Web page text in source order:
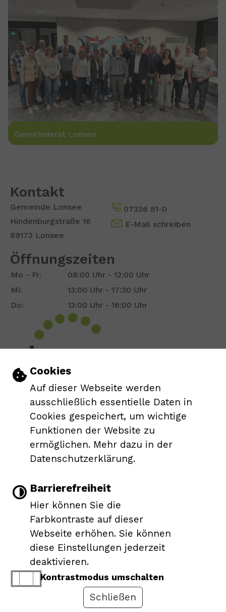
Einstellungen zu Cookies und
Cookies
Auf dieser Webseite werden
ausschließlich essentielle Daten in
Cookies gespeichert, um wichtige
Funktionen der Website zu
ermöglichen. Mehr dazu in der
Datenschutzerklärung.
Barrierefreiheit
Hier können Sie die
Farbkontraste auf dieser
Webseite erhöhen. Sie können
diese Einstellungen jederzeit
deaktivieren.
Kontrastmodus umschalten
Schließen
Gemeinderat Lonsee
Kontakt
Gemeinde Lonsee
Hindenburgstraße 16
89173 Lonsee
07336 81-0
E-Mail schreiben
Öffnungszeiten
Mo - Fr:
08:00 Uhr - 12:00 Uhr
Mi:
13:00 Uhr - 17:30 Uhr
Do:
13:00 Uhr - 16:00 Uhr
Show larger version for:
Leichte Sprache
Gebärdensprache
Barrierefreie Ansicht
Responsive Web|Impressum
Datenschutzerklärung